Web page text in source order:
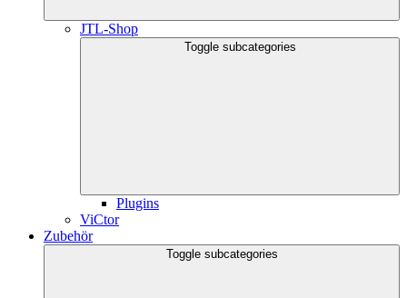
JTL-Shop
Toggle subcategories
Plugins
ViCtor
Zubehör
Toggle subcategories